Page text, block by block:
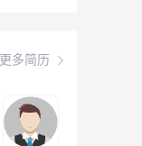
更多简历